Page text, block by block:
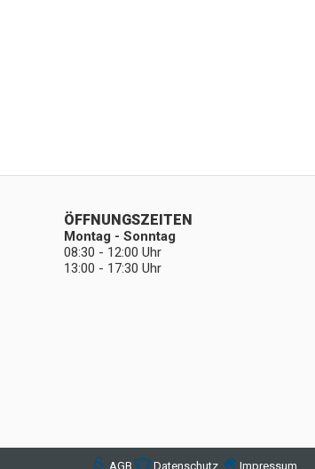
ÖFFNUNGSZEITEN
Montag - Sonntag
08:30 - 12:00 Uhr
13:00 - 17:30 Uhr
AGB Datenschutz Impressum